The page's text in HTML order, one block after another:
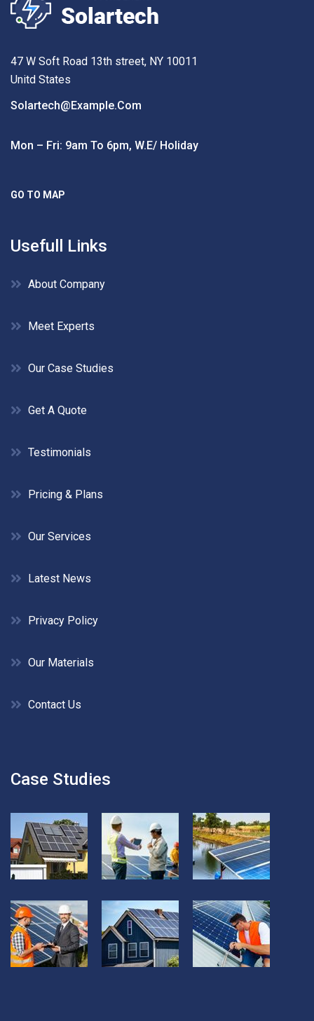
47 W Soft Road 13th street, NY 10011
Unitd States
Solartech@example.com
Mon – Fri: 9am To 6pm, W.e/ Holiday
GO TO MAP
Usefull Links
About Company
Meet Experts
Our Case Studies
Get A Quote
Testimonials
Pricing & Plans
Our Services
Latest News
Privacy Policy
Our Materials
Contact Us
Case Studies